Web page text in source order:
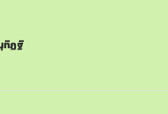
ทิฏฐิ